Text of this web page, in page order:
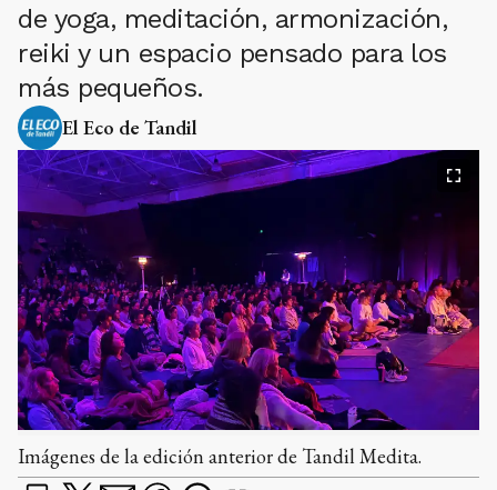
de yoga, meditación, armonización,
reiki y un espacio pensado para los
más pequeños.
El Eco de Tandil
Imágenes de la edición anterior de Tandil Medita.